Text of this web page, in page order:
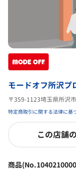
モードオフ所沢プ
〒359-1123埼玉県所沢
特定商取引に関する法律に基
この店舗
商品